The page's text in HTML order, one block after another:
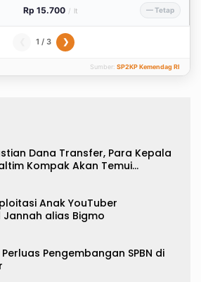
Rp 15.700 / lt — Tetap
1 / 3 ❯
Sumber: SP2KP Kemendag RI
Dana Transfer, Para Kepala
Kompak Akan Temui
Anak YouTuber
alias Bigmo
Perluas Pengembangan SPBN di